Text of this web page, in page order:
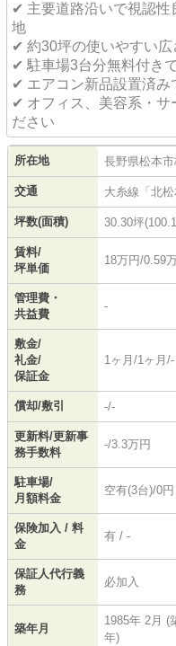
✔ 主要道路沿いで視認性
地
✔ 約30坪の使いやすい広
✔ 駐車場3台分無料付き
✔ エアコン新品設置済み
✔ オフィス、美容系・
ださい
所在地 長野県松本市
交通 大糸線 「 北松
坪数(面積) 30.30坪
賃料/
坪単価
18万円/0.59
管理費・
共益費
-
敷金/
礼金/
保証金
1ヶ月/1ヶ月/-
償却/敷引 -/-
更新料/更新事
務手数料
-/3.3万円
駐車場/
月額料金
空有(3台)/0円
保険加入 / 料
金
有 / -
保証人代行義
務
必加入
築年月
1985年 2月 (
年)